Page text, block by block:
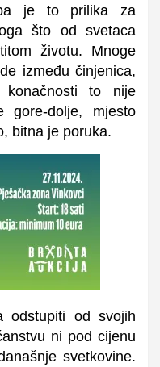
je to prilika za
što od svetaca
životu. Mnoge
između činjenica,
to nije
gore-dolje, mjesto
bitna je poruka.
odstupiti od svojih
ni pod cijenu
svetkovine.